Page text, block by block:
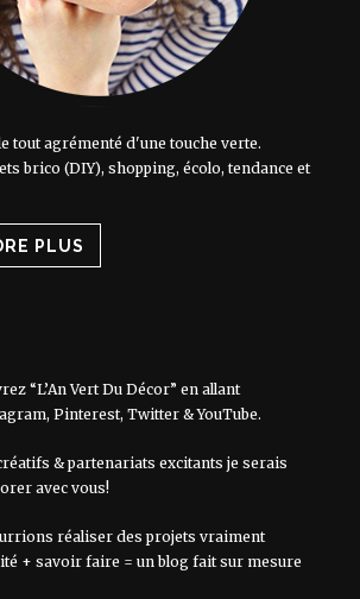
tout agrémenté d'une touche verte.
brico (DIY), shopping, écolo, tendance et
PLUS
“L’An Vert Du Décor” en allant
, Pinterest, Twitter&YouTube.
& partenariats excitants je serais
avec vous!
réaliser des projets vraiment
+ savoir faire = un blog fait sur mesure